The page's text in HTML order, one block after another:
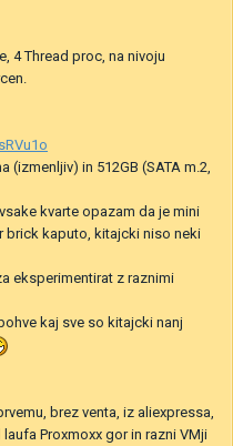
4 Thread proc, na nivoju
(izmenljiv) in 512GB (SATA m.2,
kvarte opazam da je mini
brick kaputo, kitajcki niso neki
eksperimentirat z raznimi
kaj sve so kitajcki nanj
brez venta, iz aliexpressa,
Proxmoxx gor in razni VMji